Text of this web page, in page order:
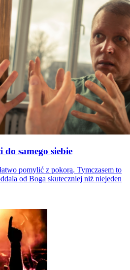
do samego siebie
pomylić z pokorą. Tymczasem to
od Boga skuteczniej niż niejeden